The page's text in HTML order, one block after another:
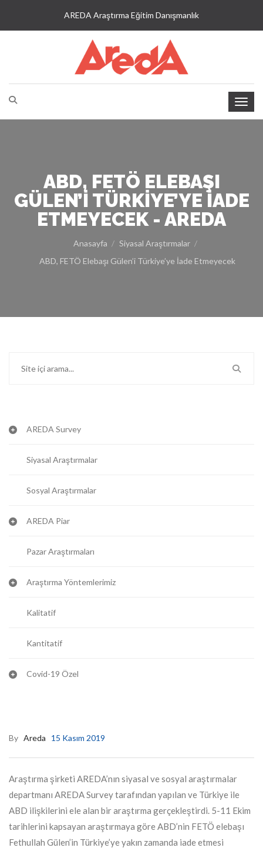
AREDA Araştırma Eğitim Danışmanlık
ABD, FETÖ ELEBAŞI
GÜLEN’I TÜRKIYE’YE İADE
ETMEYECEK - AREDA
Anasayfa
Siyasal Araştırmalar
ABD, FETÖ Elebaşı Gülen’i Türkiye’ye İade Etmeyecek
AREDA Survey
Siyasal Araştırmalar
Sosyal Araştırmalar
AREDA Piar
Pazar Araştırmaları
Araştırma Yöntemlerimiz
Kalitatif
Kantitatif
Covid-19 Özel
By Areda 15 Kasım 2019
Araştırma şirketi AREDA’nın siyasal ve sosyal araştırmalar
departmanı AREDA Survey tarafından yapılan ve Türkiye ile
ABD ilişkilerini ele alan bir araştırma gerçekleştirdi. 5-11 Ekim
tarihlerini kapsayan araştırmaya göre ABD’nin FETÖ elebaşı
Fethullah Gülen’in Türkiye’ye yakın zamanda iade etmesi